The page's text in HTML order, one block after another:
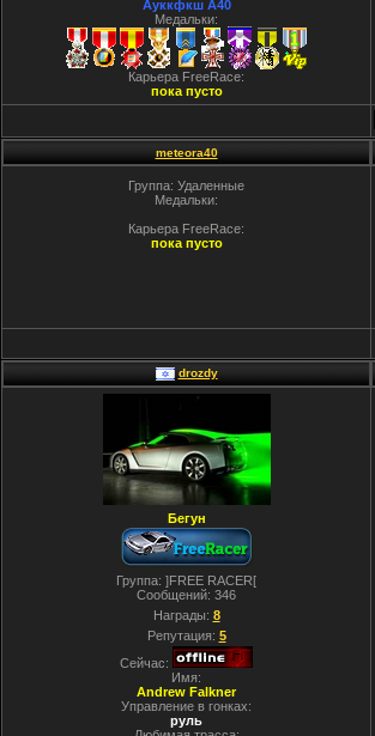
Ауккфкш А40
Медальки:
Карьера FreeRace:
пока пусто
meteora40
Группа: Удаленные
Медальки:
Карьера FreeRace:
пока пусто
drozdy
Бегун
Группа: ]FREE RACER[
Сообщений: 346
Награды: 8
Репутация: 5
Сейчас:
Имя:
Andrew Falkner
Управление в гонках:
руль